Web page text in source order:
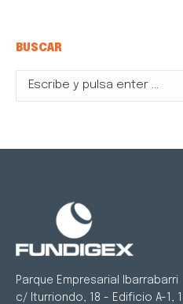
BUSCAR
Buscar:
Parque Empresarial Ibarrabarri
c/ Iturriondo, 18 - Edificio A-1,